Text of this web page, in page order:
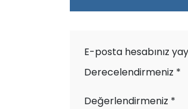
E-posta hesabınız
Derecelendirmeniz *
Değerlendirmeniz *